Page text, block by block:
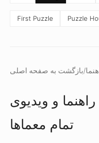
First Puzzle Puzzle
بازگشت به صفحه اصلی/
راهنما و ویدیوی HER TREES - حل
تمام معماها